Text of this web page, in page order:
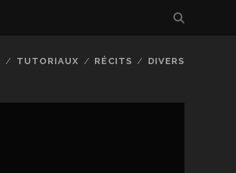
TUTORIAUX RÉCITS DIVERS